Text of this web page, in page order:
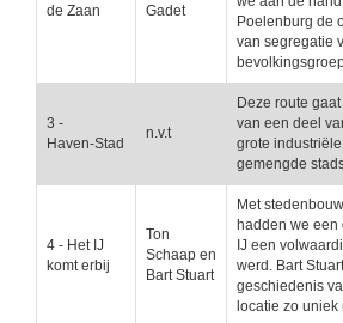
de Zaan
Gadet
Poelenburg de
van segregatie
3 -
Haven-Stad
n.v.t
Deze route
van een deel
grote
gemengde
4 - Het IJ
komt erbij
Ton
Schaap en
Bart Stuart
Met
hadden we
IJ een
werd. Bart
geschiedenis
locatie zo uniek